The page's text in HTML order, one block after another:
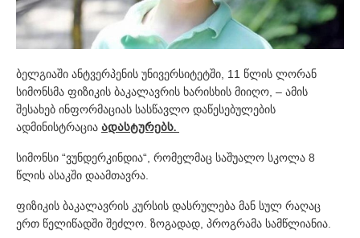
ბელგიაში ანტვერპენის უნივერსიტეტში, 11 წლის ლორან
სიმონსმა ფიზიკის ბაკალავრის ხარისხის მიიღო, – ამის
შესახებ ინფორმაციას სასწავლო დაწესებულების
ადმინისტრაცია ადასტურებს.
სიმონსი “ვუნდერკინდია“, რომელმაც საშუალო სკოლა 8
წლის ასაკში დაამთავრა.
ფიზიკის ბაკალავრის კურსის დასრულება მან სულ რაღაც
ერთ წელიწადში შეძლო. ზოგადად, პროგრამა სამწლიანია.